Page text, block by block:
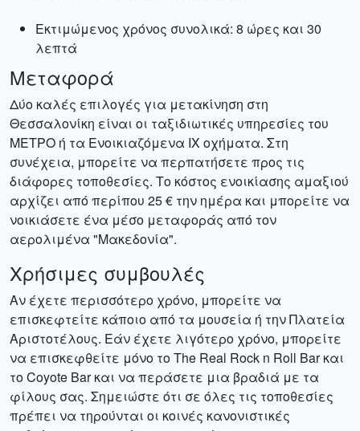
Εκτιμώμενος χρόνος συνολικά: 8 ώρες και 30
λεπτά
Μεταφορά
Δύο καλές επιλογές για μετακίνηση στη
Θεσσαλονίκη είναι οι ταξιδιωτικές υπηρεσίες του
ΜΕΤΡΟ ή τα Ενοικιαζόμενα ΙΧ οχήματα. Στη
συνέχεια, μπορείτε να περπατήσετε προς τις
διάφορες τοποθεσίες. Το κόστος ενοικίασης αμαξιού
αρχίζει από περίπου 25 € την ημέρα και μπορείτε να
νοικιάσετε ένα μέσο μεταφοράς από τον
αερολιμένα "Μακεδονία".
Χρήσιμες συμβουλές
Αν έχετε περισσότερο χρόνο, μπορείτε να
επισκεφτείτε κάποιο από τα μουσεία ή την Πλατεία
Αριστοτέλους. Εάν έχετε λιγότερο χρόνο, μπορείτε
να επισκεφθείτε μόνο το The Real Rock n Roll Bar και
το Coyote Bar και να περάσετε μια βραδιά με τα
φίλους σας. Σημειώστε ότι σε όλες τις τοποθεσίες
πρέπει να τηρούνται οι κοινές κανονιστικές